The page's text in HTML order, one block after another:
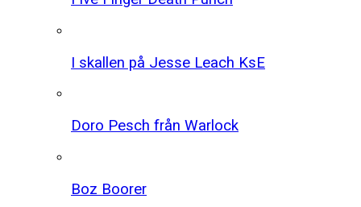
I skallen på Jesse Leach KsE
Doro Pesch från Warlock
Boz Boorer